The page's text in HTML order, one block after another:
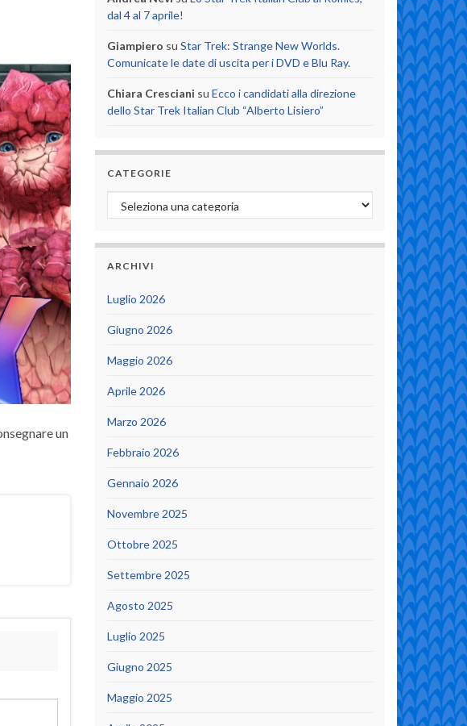
un
dal 4 al 7 aprile!
Giampiero su Star Trek: Strange New Worlds.
Comunicate le date di uscita per i DVD e Blu Ray.
Chiara Cresciani su Ecco i candidati alla direzione
dello Star Trek Italian Club “Alberto Lisiero”
CATEGORIE
Categorie
ARCHIVI
Luglio 2026
Giugno 2026
Maggio 2026
Aprile 2026
Marzo 2026
Febbraio 2026
Gennaio 2026
Novembre 2025
Ottobre 2025
Settembre 2025
Agosto 2025
Luglio 2025
Giugno 2025
Maggio 2025